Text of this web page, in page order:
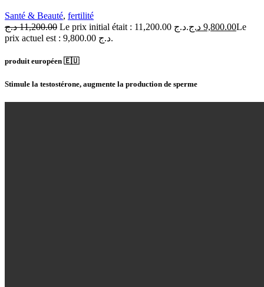
Santé & Beauté, fertilité
11,200.00 د.ج Le prix initial était : 11,200.00 د.ج. 9,800.00 د.ج
Le
prix actuel est : 9,800.00 د.ج.
produit européen 🇪🇺
Stimule la testostérone, augmente la production de sperme